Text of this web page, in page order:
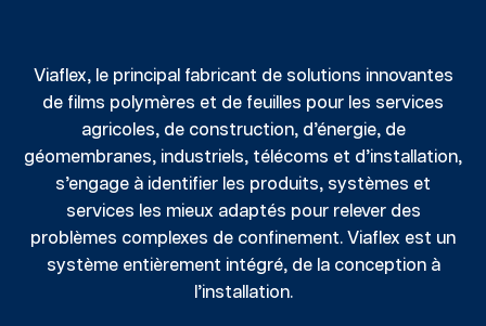
Viaflex, le principal fabricant de solutions innovantes
de films polymères et de feuilles pour les services
agricoles, de construction, d’énergie, de
géomembranes, industriels, télécoms et d’installation,
s’engage à identifier les produits, systèmes et
services les mieux adaptés pour relever des
problèmes complexes de confinement. Viaflex est un
système entièrement intégré, de la conception à
l’installation.